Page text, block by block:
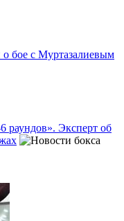
бое с Муртазалиевым
раундов». Эксперт об